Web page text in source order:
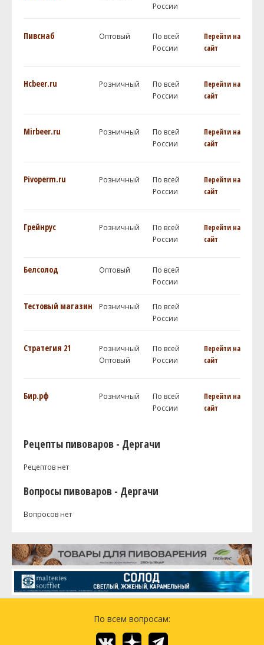
России
Пивснаб Оптовый
По всей
России
Перейти на
сайт
Hcbeer.ru Розничный
По всей
России
Перейти на
сайт
Mirbeer.ru Розничный
По всей
России
Перейти на
сайт
Pivoperm.ru Розничный
По всей
России
Перейти на
сайт
Грейнрус Розничный
По всей
России
Перейти на
сайт
Белсолод Оптовый
По всей
России
Тестовый магазин Розничный
По всей
России
Стратегия 21
Розничный
Оптовый
По всей
России
Перейти на
сайт
Бир.рф Розничный
По всей
России
Перейти на
сайт
Рецепты пивоваров - Дергачи
Рецептов нет
Вопросы пивоваров - Дергачи
Вопросов нет
По всем вопросам: